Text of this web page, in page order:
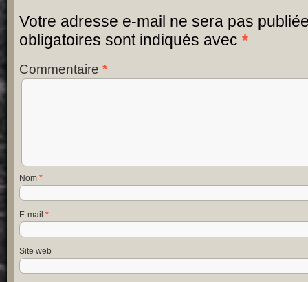
Votre adresse e-mail ne sera pas
obligatoires sont indiqués avec *
Commentaire *
Nom *
E-mail *
Site web